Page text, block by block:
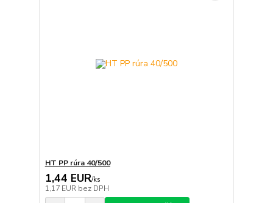
HT PP rúra 40/500
1,44 EUR/ks
1,17 EUR bez DPH